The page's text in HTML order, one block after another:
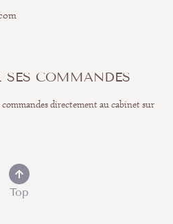
SES COMMANDES
directement au cabinet sur
Top